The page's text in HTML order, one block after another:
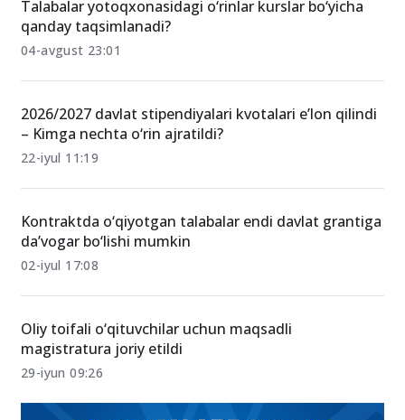
Talabalar yotoqxonasidagi o‘rinlar kurslar bo‘yicha
qanday taqsimlanadi?
04-avgust 23:01
2026/2027 davlat stipendiyalari kvotalari e’lon qilindi
– Kimga nechta o‘rin ajratildi?
22-iyul 11:19
Kontraktda o‘qiyotgan talabalar endi davlat grantiga
da’vogar bo‘lishi mumkin
02-iyul 17:08
Oliy toifali o‘qituvchilar uchun maqsadli
magistratura joriy etildi
29-iyun 09:26